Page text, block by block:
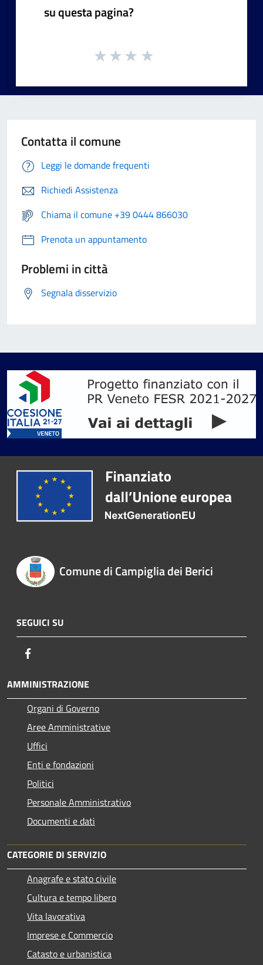
su questa pagina?
Contatta il comune
Leggi le domande frequenti
Richiedi Assistenza
Chiama il comune +39 0444 866030
Prenota un appuntamento
Problemi in città
Segnala disservizio
Comune di Campiglia dei Berici
SEGUICI SU
AMMINISTRAZIONE
Organi di Governo
Aree Amministrative
Uffici
Enti e fondazioni
Politici
Personale Amministrativo
Documenti e dati
CATEGORIE DI SERVIZIO
Anagrafe e stato civile
Cultura e tempo libero
Vita lavorativa
Imprese e Commercio
Catasto e urbanistica